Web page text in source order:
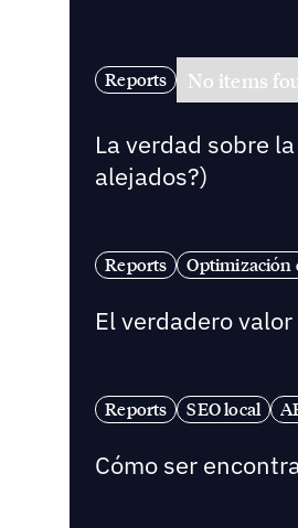
Reports No items
La verdad sobre
alejados?)
Reports Optimización
El verdadero
Reports SEO local
Cómo ser